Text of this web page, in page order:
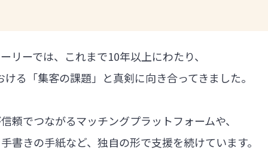
リーでは、これまで10年以上にわたり、
る「集客の課題」と真剣に向き合ってきました。
頼でつながるマッチングプラットフォームや、
書きの手紙など、独自の形で支援を続けています。